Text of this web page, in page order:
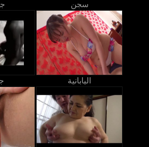
سجن
اليابانية